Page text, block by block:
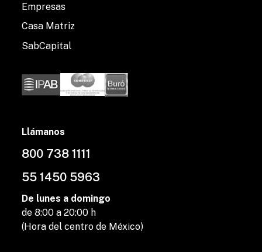
Empresas
Casa Matriz
SabCapital
Llámanos
800 738 1111
55 1450 5963
De lunes a domingo
de 8:00 a 20:00 h
(Hora del centro de México)